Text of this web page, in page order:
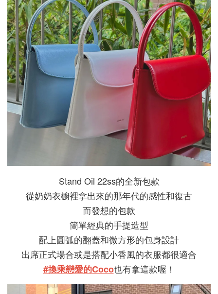
Stand Oil 22ss的全新包款
從奶奶衣櫥裡拿出來的那年代的感性和復古
而發想的包款
簡單經典的手提造型
配上圓弧的翻蓋和微方形的包身設計
出席正式場合或是搭配小香風的衣服都很適合
#換乘戀愛的Coco也有拿這款喔！